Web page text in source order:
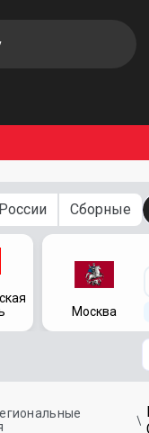
Сборные
Москва